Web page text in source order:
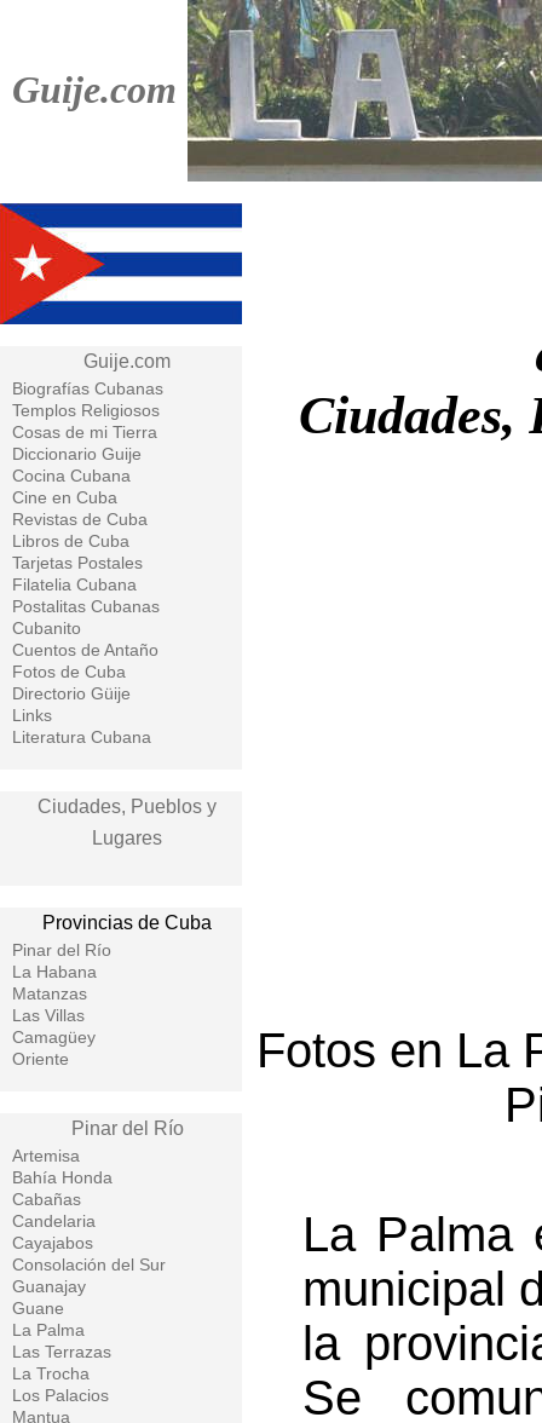
Guije.com
Guije.com
Biografías Cubanas
Templos Religiosos
Cosas de mi Tierra
Diccionario Guije
Cocina Cubana
Cine en Cuba
Revistas de Cuba
Libros de Cuba
Tarjetas Postales
Filatelia Cubana
Postalitas Cubanas
Cubanito
Cuentos de Antaño
Fotos de Cuba
Directorio Güije
Links
Literatura Cubana
Ciudades, Pueblos y
Lugares
Provincias de Cuba
Pinar del Río
La Habana
Matanzas
Las Villas
Camagüey
Oriente
Pinar del Río
Artemisa
Bahía Honda
Cabañas
Candelaria
Cayajabos
Consolación del Sur
Guanajay
Guane
La Palma
Las Terrazas
La Trocha
Los Palacios
Mantua
Ciudades,
Fotos en La
La Palma
municipal
la
Se